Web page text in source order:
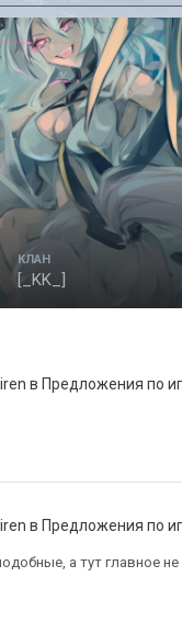
КЛАН
[_KK_]
в Предложения по
в Предложения по
а тут главное не